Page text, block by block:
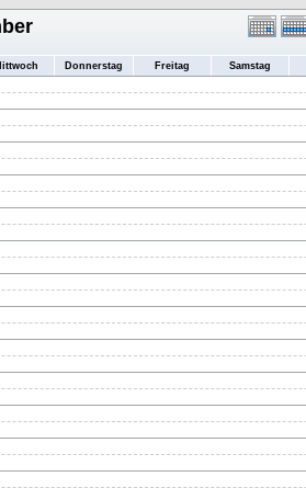
Donnerstag Freitag Samstag